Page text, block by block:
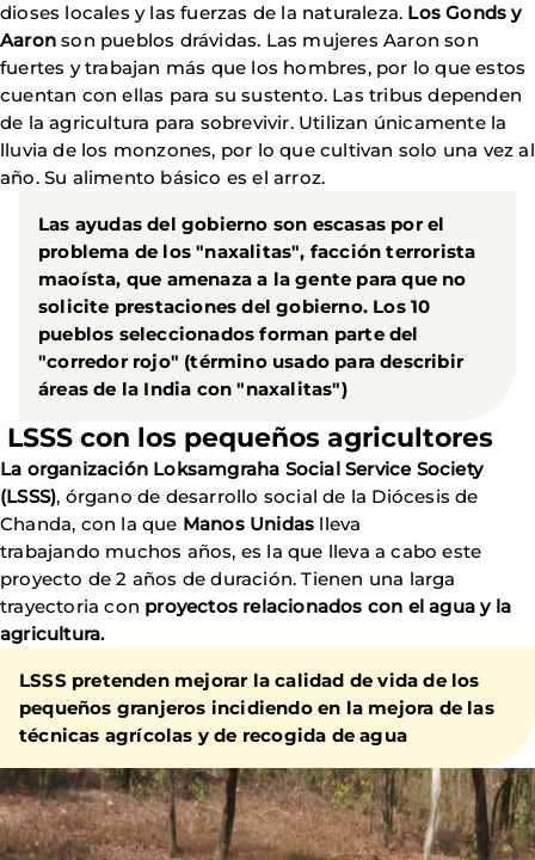
dioses locales y las fuerzas de la naturaleza. Los Gonds y
Aaron son pueblos drávidas. Las mujeres Aaron son
fuertes y trabajan más que los hombres, por lo que estos
cuentan con ellas para su sustento. Las tribus dependen
de la agricultura para sobrevivir. Utilizan únicamente la
lluvia de los monzones, por lo que cultivan solo una vez al
año. Su alimento básico es el arroz.
Las ayudas del gobierno son escasas por el
problema de los "naxalitas", facción terrorista
maoísta, que amenaza a la gente para que no
solicite prestaciones del gobierno. Los 10
pueblos seleccionados forman parte del
"corredor rojo" (término usado para describir
áreas de la India con "naxalitas")
LSSS con los pequeños agricultores
La organización Loksamgraha Social Service Society
(LSSS), órgano de desarrollo social de la Diócesis de
Chanda, con la que Manos Unidas lleva
trabajando muchos años, es la que lleva a cabo este
proyecto de 2 años de duración. Tienen una larga
trayectoria con proyectos relacionados con el agua y la
agricultura.
LSSS pretenden mejorar la calidad de vida de los
pequeños granjeros incidiendo en la mejora de las
técnicas agrícolas y de recogida de agua